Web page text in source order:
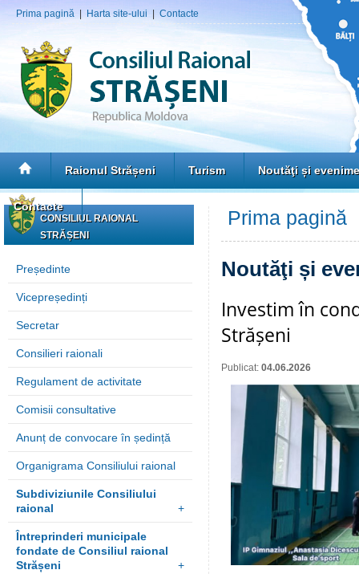
Prima pagină Harta site-ului Contacte
Raionul Strășeni Turism Noutăţi și
Contacte
CONSILIUL RAIONAL
STRĂȘENI
Președinte
Vicepreședinți
Secretar
Consilieri raionali
Regulament de activitate
Comisii consultative
Anunț de convocare în ședință
Organigrama Consiliului raional
Subdiviziunile Consiliului
raional
+
Întreprinderi municipale
fondate de Consiliul raional
Strășeni
+
Prima pagină
Noutăţi și
Investim în
Strășeni
Publicat: 04.06.2026